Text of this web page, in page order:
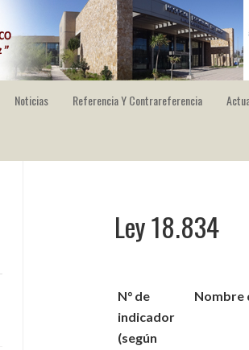
Noticias Referencia Y Contrareferencia
Ley 18.834
N° de
indicador
(según
Nombre